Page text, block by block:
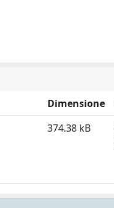
Dimensione
374.38 kB